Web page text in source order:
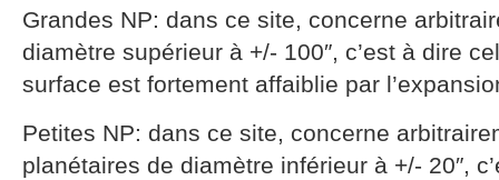
Grandes NP: dans ce site, concerne
diamètre supérieur à +/- 100″, c’est à dire
surface est fortement affaiblie par
Petites NP: dans ce site, concerne
planétaires de diamètre inférieur à +/- 20″,